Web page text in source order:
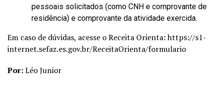
pessoais solicitados (como CNH e comprovante de
residência) e comprovante da atividade exercida.
Em caso de dúvidas, acesse o Receita Orienta: https://s1-
internet.sefaz.es.gov.br/ReceitaOrienta/formulario
Por:Léo Junior